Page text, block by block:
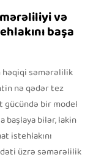
və
başa
həqiqi səmərəlilik
nə qədər tez
gücündə bir model
başlaya bilər, lakin
istehlakını
üzrə səmərəlilik